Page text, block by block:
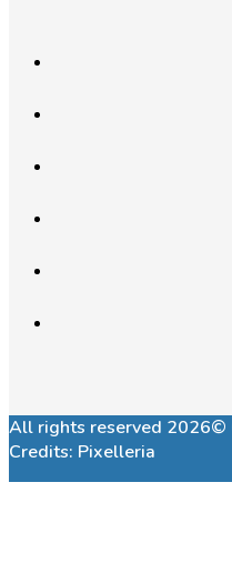
All rights reserved 2026©
Credits: Pixelleria